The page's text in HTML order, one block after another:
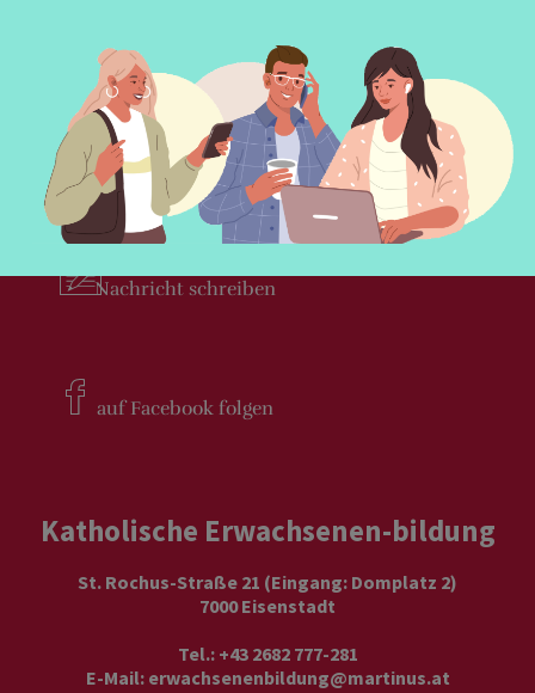
Newsletterbestellen
Nachricht schreiben
auf Facebook folgen
Katholische Erwachsenen-bildung
St. Rochus-Straße 21 (Eingang: Domplatz 2)
7000 Eisenstadt
Tel.: +43 2682 777-281
E-Mail: erwachsenenbildung@martinus.at